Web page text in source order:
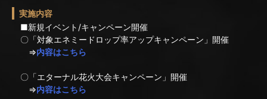
実施内容
■新規イベント/キャンペーン開催
〇「対象エネミードロップ率アップキャンペーン」開催
⇒内容はこちら
〇「エターナル花火大会キャンペーン」開催
⇒内容はこちら